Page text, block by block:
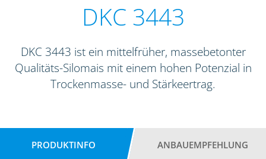
DKC 3443
DKC 3443 ist ein mittelfrüher, massebetonter
Qualitäts-Silomais mit einem hohen Potenzial in
Trockenmasse- und Stärkeertrag.
PRODUKTINFO ANBAUEMPFEHLUNG